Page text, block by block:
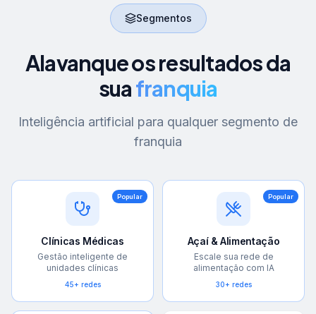
Segmentos
Alavanque os resultados da
suafranquia
Inteligência artificial para qualquer segmento de
franquia
Popular
Clínicas Médicas
Gestão inteligente de
unidades clínicas
45+ redes
Popular
Açaí & Alimentação
Escale sua rede de
alimentação com IA
30+ redes